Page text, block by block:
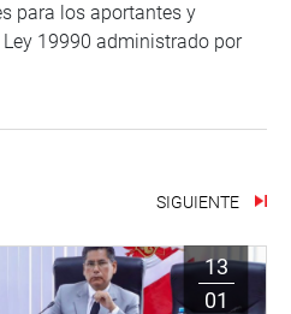
para los aportantes y
19990 administrado por
SIGUIENTE
13
01